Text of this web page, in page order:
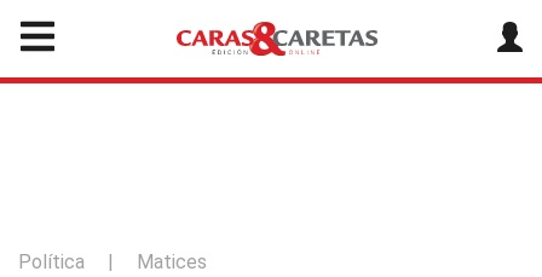
Política | Matices